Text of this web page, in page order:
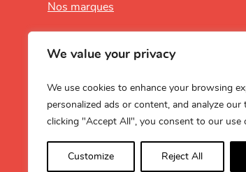
We value your privacy
We use cookies to enhance your browsing
personalized ads or content, and analyze our
clicking "Accept All", you consent to our use
Customize Reject All
Nos marques